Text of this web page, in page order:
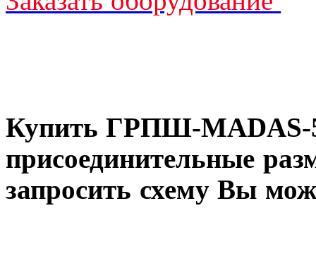
КупитьГРПШ-MADAS-
присоединительные
запросить схему Вы